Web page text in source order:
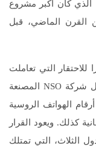
الذي كان أكبر مشروع
القرن الماضي، قبل
للاحتقار التي تعاملت
به معها إسرائيل، فقد أجبرت حكومة إسرائيل شركة NSO المصنعة
الهواتف الروسية
كذلك. ويعود القرار
الثلاث، التي تمتلك